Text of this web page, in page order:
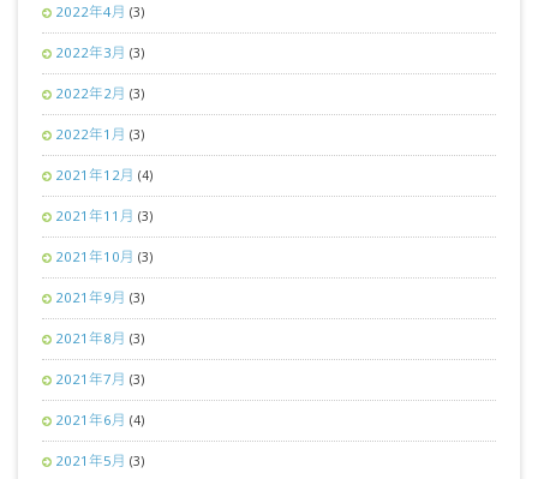
2022年4月 (3)
2022年3月 (3)
2022年2月 (3)
2022年1月 (3)
2021年12月 (4)
2021年11月 (3)
2021年10月 (3)
2021年9月 (3)
2021年8月 (3)
2021年7月 (3)
2021年6月 (4)
2021年5月 (3)